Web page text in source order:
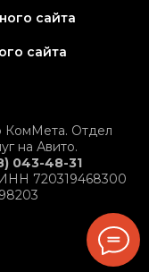
сайта
сайта
КомМета. Отдел
на Авито.
043-48-31
720319468300